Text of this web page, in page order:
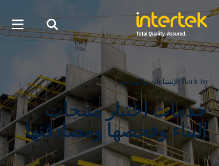
Back to الإنشاءات والهندسة
خدمات اختبار منتجات
البناء وفحصها ومصادقتها